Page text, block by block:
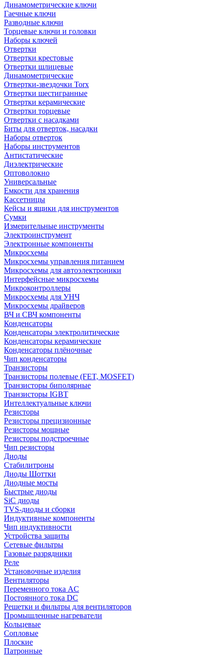
Динамометрические ключи
Гаечные ключи
Разводные ключи
Торцевые ключи и головки
Наборы ключей
Отвертки
Отвертки крестовые
Отвертки шлицевые
Динамометрические
Отвертки-звездочки Torx
Отвертки шестигранные
Отвертки керамические
Отвертки торцевые
Отвертки с насадками
Биты для отверток, насадки
Наборы отверток
Наборы инструментов
Антистатические
Диэлектрические
Оптоволокно
Универсальные
Емкости для хранения
Кассетницы
Кейсы и ящики для инструментов
Сумки
Измерительные инструменты
Электроинструмент
Электронные компоненты
Микросхемы
Микросхемы управления питанием
Микросхемы для автоэлектроники
Интерфейсные микросхемы
Микроконтроллеры
Микросхемы для УНЧ
Микросхемы драйверов
ВЧ и СВЧ компоненты
Конденсаторы
Конденсаторы электролитические
Конденсаторы керамические
Конденсаторы плёночные
Чип конденсаторы
Транзисторы
Транзисторы полевые (FET, MOSFET)
Транзисторы биполярные
Транзисторы IGBT
Интеллектуальные ключи
Резисторы
Резисторы прецизионные
Резисторы мощные
Резисторы подстроечные
Чип резисторы
Диоды
Стабилитроны
Диоды Шоттки
Диодные мосты
Быстрые диоды
SiC диоды
TVS-диоды и сборки
Индуктивные компоненты
Чип индуктивности
Устройства защиты
Сетевые фильтры
Газовые разрядники
Реле
Установочные изделия
Вентиляторы
Переменного тока AC
Постоянного тока DC
Решетки и фильтры для вентиляторов
Промышленные нагреватели
Кольцевые
Сопловые
Плоские
Патронные